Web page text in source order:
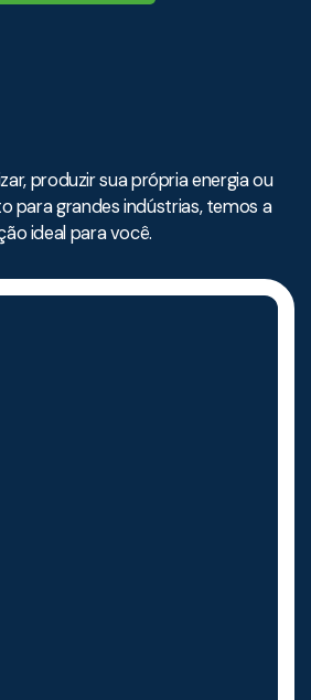
produzir sua própria energia ou
para grandes indústrias, temos a
ideal para você.